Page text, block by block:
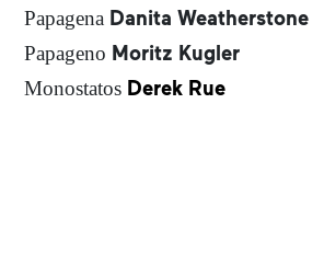
Papagena Danita Weatherstone
Papageno Moritz Kugler
Monostatos Derek Rue